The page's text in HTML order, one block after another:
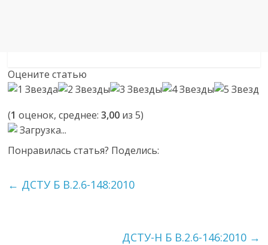
Оцените статью
(1 оценок, среднее:3,00 из 5)
Загрузка...
Понравилась статья? Поделись:
← ДСТУ Б В.2.6-148:2010
ДСТУ-Н Б В.2.6-146:2010 →